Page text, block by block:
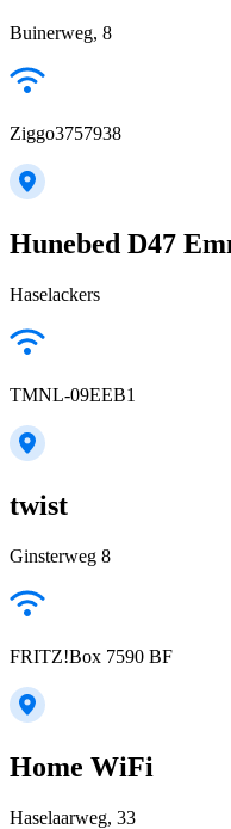
Buinerweg, 8
Ziggo3757938
Hunebed D47
Haselackers
TMNL-09EEB1
twist
Ginsterweg 8
FRITZ!Box 7590 BF
Home WiFi
Haselaarweg, 33